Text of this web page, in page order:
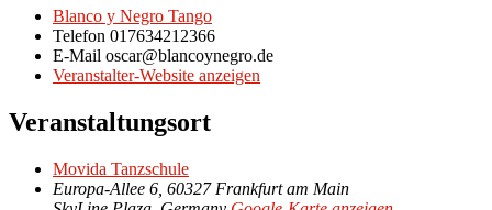
Blanco y Negro Tango
Telefon 017634212366
E-Mail oscar@blancoynegro.de
Veranstalter-Website anzeigen
Veranstaltungsort
Movida Tanzschule
Europa-Allee 6, 60327 Frankfurt am Main